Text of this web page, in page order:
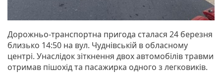
Дорожньо-транспортна пригода сталася 24 березня
близько 14:50 на вул. Чуднівській в обласному
центрі. Унаслідок зіткнення двох автомобілів травми
отримав пішохід та пасажирка одного з легковиків.